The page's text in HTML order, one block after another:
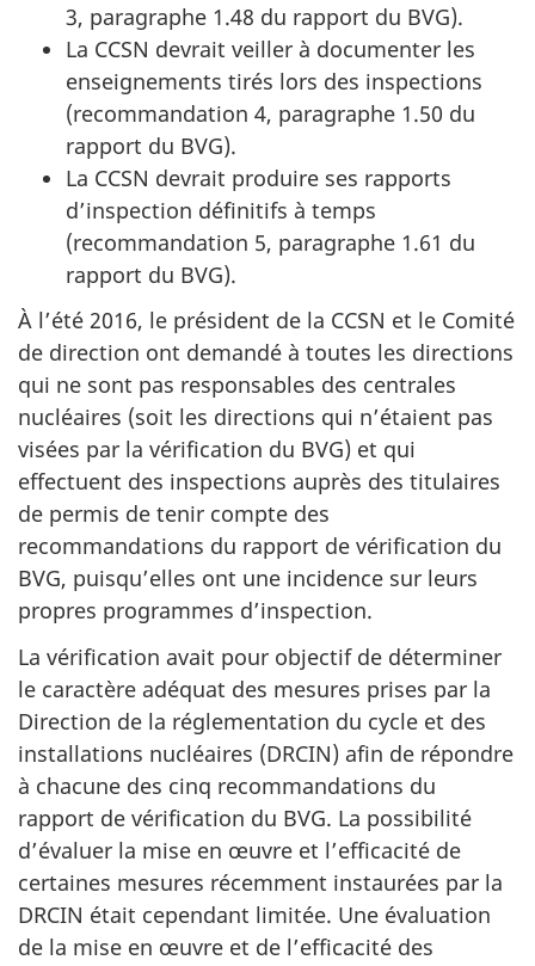
3, paragraphe 1.48 du rapport du BVG).
La CCSN devrait veiller à documenter les
enseignements tirés lors des inspections
(recommandation 4, paragraphe 1.50 du
rapport du BVG).
La CCSN devrait produire ses rapports
d’inspection définitifs à temps
(recommandation 5, paragraphe 1.61 du
rapport du BVG).
À l’été 2016, le président de la CCSN et le Comité
de direction ont demandé à toutes les directions
qui ne sont pas responsables des centrales
nucléaires (soit les directions qui n’étaient pas
visées par la vérification du BVG) et qui
effectuent des inspections auprès des titulaires
de permis de tenir compte des
recommandations du rapport de vérification du
BVG, puisqu’elles ont une incidence sur leurs
propres programmes d’inspection.
La vérification avait pour objectif de déterminer
le caractère adéquat des mesures prises par la
Direction de la réglementation du cycle et des
installations nucléaires (DRCIN) afin de répondre
à chacune des cinq recommandations du
rapport de vérification du BVG. La possibilité
d’évaluer la mise en œuvre et l’efficacité de
certaines mesures récemment instaurées par la
DRCIN était cependant limitée. Une évaluation
de la mise en œuvre et de l’efficacité des